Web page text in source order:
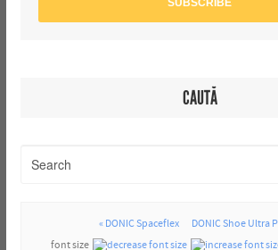
CAUTĂ
« DONIC Spaceflex
DONIC Shoe Ultra
font size